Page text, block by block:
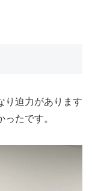
り迫力があります
たです。